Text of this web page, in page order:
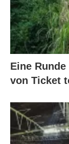
Eine
von Ticket